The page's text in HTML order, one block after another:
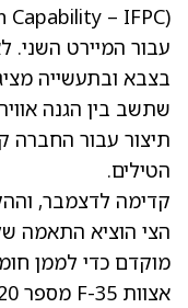
עבור המיירט השני.
שתשב בין הגנה
תיצור עבור החברה
הטילים.
מוקדם כדי לממן